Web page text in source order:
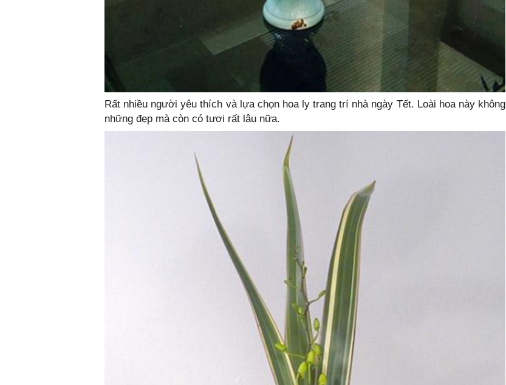
Rất nhiều người yêu thích và lựa chọn hoa ly trang trí nhà ngày Tết. Loài hoa này không
những đẹp mà còn có tươi rất lâu nữa.